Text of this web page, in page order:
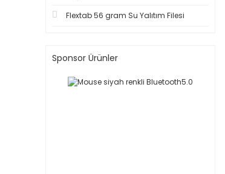
Flextab 56 gram Su Yalıtım Filesi
Sponsor Ürünler